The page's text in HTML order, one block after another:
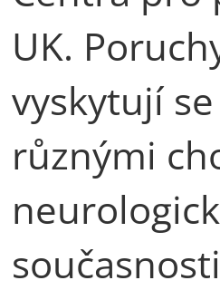
UK.
vyskytují
různými